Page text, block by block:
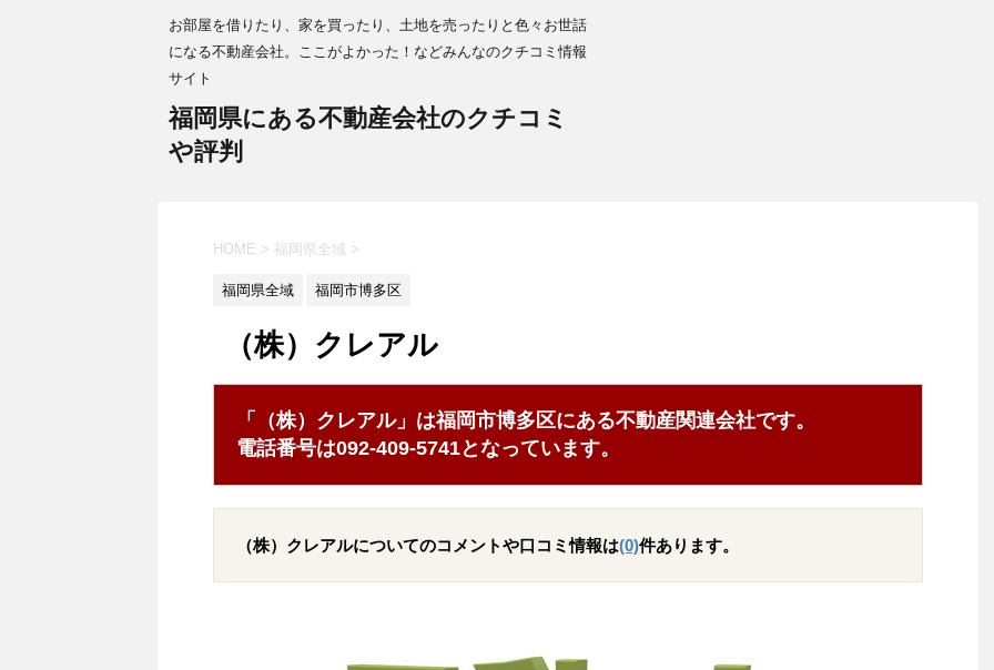
お部屋を借りたり、家を買ったり、土地を売ったりと色々お世話
になる不動産会社。ここがよかった！などみんなのクチコミ情報
サイト
福岡県にある不動産会社のクチコミ
や評判
HOME > 福岡県全域 >
福岡県全域 福岡市博多区
（株）クレアル
「（株）クレアル」は福岡市博多区にある不動産関連会社です。
電話番号は092-409-5741となっています。
（株）クレアルについてのコメントや口コミ情報は(0)件あります。